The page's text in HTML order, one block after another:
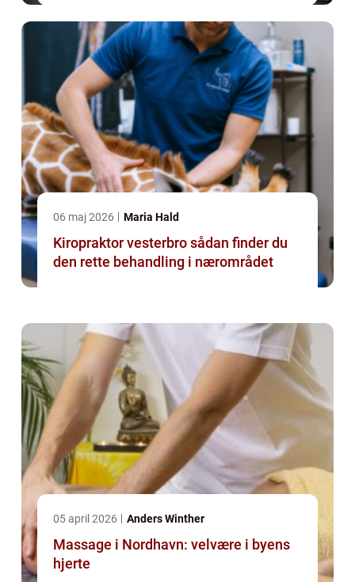
06 maj 2026 Maria Hald
Kiropraktor vesterbro sådan finder du
den rette behandling i nærområdet
05 april 2026 Anders Winther
Massage i Nordhavn: velvære i byens
hjerte